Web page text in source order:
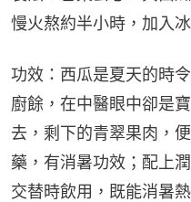
慢火熬約半小時，加入
功效：西瓜是夏天的時
廚餘，在中醫眼中卻是
去，剩下的青翠果肉，
藥，有消暑功效；配上
交替時飲用，既能消暑